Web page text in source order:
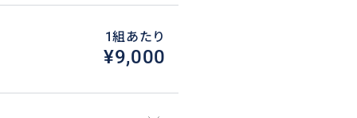
1組あたり
¥9,000